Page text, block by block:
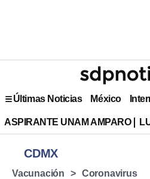
Últimas Noticias México
ASPIRANTE UNAM AMPARO
CDMX
Vacunación Coronavirus